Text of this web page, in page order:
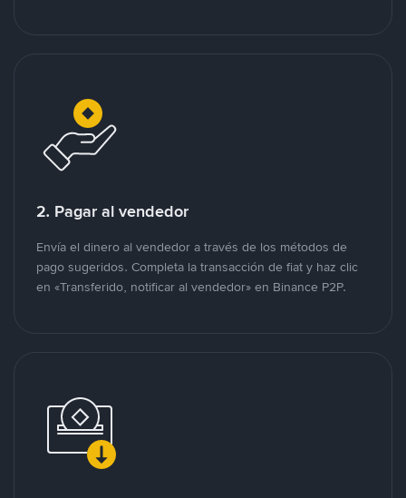
2. Pagar al vendedor
Envía el dinero al vendedor a través de los métodos de
pago sugeridos. Completa la transacción de fiat y haz clic
en «Transferido, notificar al vendedor» en Binance P2P.